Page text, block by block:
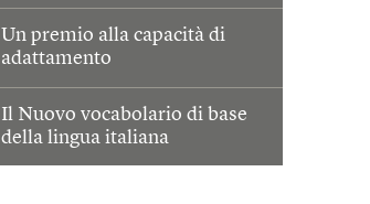
Un premio alla capacità di
adattamento
Il Nuovo vocabolario di base
della lingua italiana